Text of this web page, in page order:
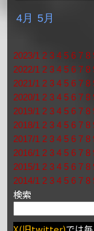
4月 5月
2023/1 2 3 4 5 6 7 8
2022/1 2 3 4 5 6 7 8
2021/1 2 3 4 5 6 7 8
2020/1 2 3 4 5 6 7 8
2019/1 2 3 4 5 6 7 8
2018/1 2 3 4 5 6 7 8
2017/1 2 3 4 5 6 7 8
2016/1 2 3 4 5 6 7 8
2015/1 2 3 4 5 6 7 8
2014/1 2 3 4 5 6 7 8
検索